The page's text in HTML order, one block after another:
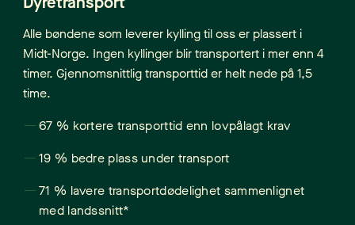
Alle bøndene som leverer kylling til oss er plassert i
Midt-Norge. Ingen kyllinger blir transportert i mer enn 4
timer. Gjennomsnittlig transporttid er helt nede på 1,5
time.
67 % kortere transporttid enn lovpålagt krav
19 % bedre plass under transport
71 % lavere transportdødelighet sammenlignet
med landssnitt*